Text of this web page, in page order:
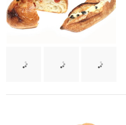
古高松南駅
空港通り駅